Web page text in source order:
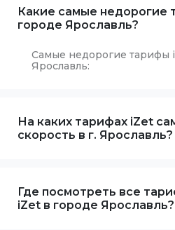
Какие самые недорогие
городе Ярославль?
Самые недорогие тарифы
Ярославль:
На каких тарифах iZet
скорость в г. Ярославль?
Где посмотреть все
iZet в городе Ярославль?